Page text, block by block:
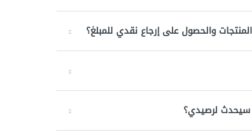
والحصول على إرجاع نقدي للمبلغ؟
سيحدث لرصيدي؟